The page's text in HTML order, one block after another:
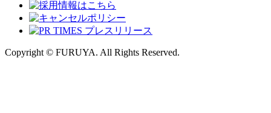
Copyright © FURUYA. All Rights Reserved.